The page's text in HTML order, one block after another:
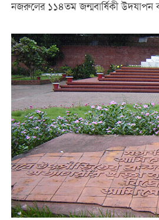
নজরুলের ১১৪তম জন্মবার্ষিকী উদযাপন